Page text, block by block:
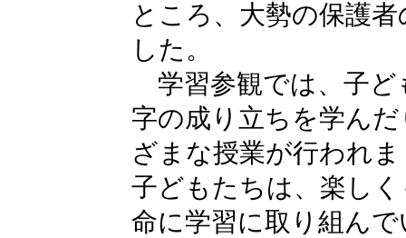
ところ、大勢の保護
した。
学習参観では、子ど
字の成り立ちを学ん
ざまな授業が行われ
子どもたちは、楽し
命に学習に取り組ん